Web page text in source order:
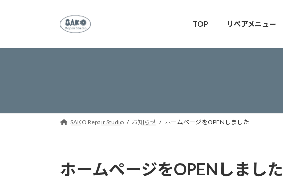
プ
動
TOP リペアメニュー
SAKO Repair Studio お知らせ ホームページをOPENしました
ホームページをOPENしました